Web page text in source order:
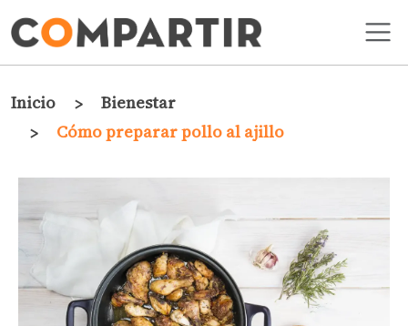
Ruta de navegación
Inicio
Bienestar
Cómo preparar pollo al ajillo